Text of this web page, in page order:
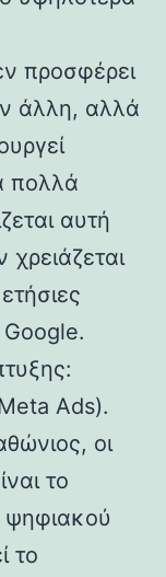
προσφέρει
άλλη, αλλά
πολλά
αυτή
Ads).
οι
το
ψηφιακού
το